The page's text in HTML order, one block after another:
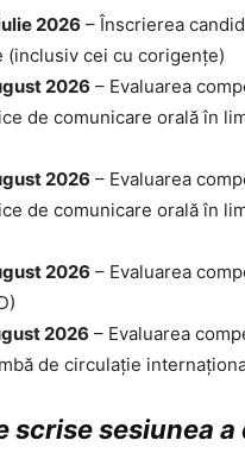
2026 – Înscrierea
(inclusiv cei cu corigențe)
2026 – Evaluarea
de comunicare orală în
2026 – Evaluarea
de comunicare orală în
2026 – Evaluarea
2026 – Evaluarea
de circulație
scrise sesiunea